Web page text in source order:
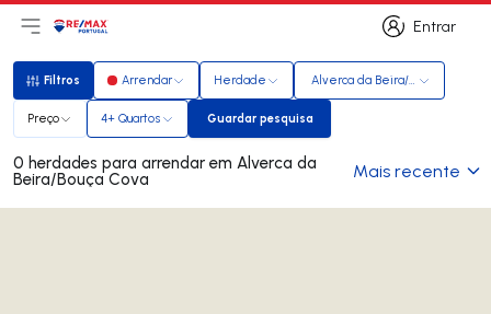
Entrar
Entrar
Abri menu principal
LogoIr para página inicial
Filtros
Filtros Arrendar Herdade Alverca da Beira/Bouça Cova
Preço 4+ Quartos Guardar pesquisa
Guardar pesquisa
0 herdades para arrendar em Alverca da
Beira/Bouça Cova Mais recente